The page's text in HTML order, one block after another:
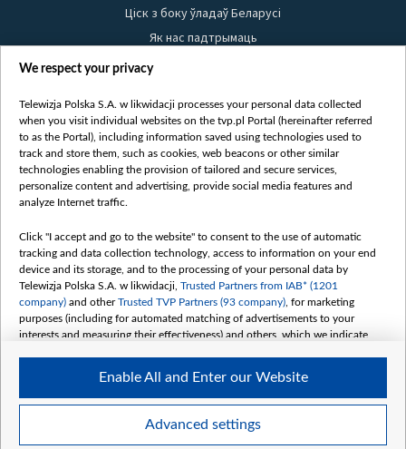
Ціск з боку ўладаў Беларусі
Як нас падтрымаць
Правілы выкарыстання матэрыялаў
Бяспека
Youtube
Белсат news
Белсат Shorts
Жэстачайшы мульт
Belsat English
Biełsat PL
Белсат Now
Белсат History
Белсат Music
Белсат Doc
My consents
We respect your privacy
Telewizja Polska S.A. w likwidacji processes your personal data collected
when you visit individual websites on the tvp.pl Portal (hereinafter referred
to as the Portal), including information saved using technologies used to
track and store them, such as cookies, web beacons or other similar
technologies enabling the provision of tailored and secure services,
personalize content and advertising, provide social media features and
analyze Internet traffic.
Click "I accept and go to the website" to consent to the use of automatic
tracking and data collection technology, access to information on your end
device and its storage, and to the processing of your personal data by
Telewizja Polska S.A. w likwidacji, Trusted Partners from IAB* (1201
company) and otherTrusted TVP Partners (93 company) , for marketing
purposes (including for automated matching of advertisements to your
interests and measuring their effectiveness) and others, which we indicate
The purposes of processing your data by TVP S.A. w likwidacji are as
follows:
Use limited data to select advertising
Advanced settings
Enable All and Enter our Website